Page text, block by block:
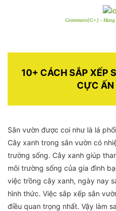
Greenmore[G+] -
10+ CÁCH SẮP XẾP
CỰC
Sân vườn được coi như là lá
Cây xanh trong sân vườn có
trường sống. Cây xanh giúp
môi trường sống của gia đình
việc trồng cây xanh, ngày nay
hình thức. Việc sắp xếp sân
điều quan trọng nhất. Vậy làm